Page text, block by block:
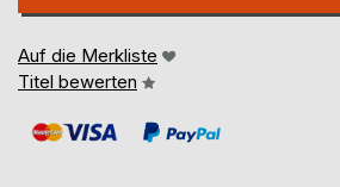
Auf die Merkliste
Titel bewerten